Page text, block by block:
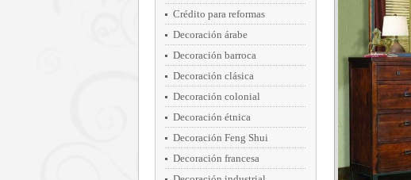
Crédito para reformas
Decoración árabe
Decoración barroca
Decoración clásica
Decoración colonial
Decoración étnica
Decoración Feng Shui
Decoración francesa